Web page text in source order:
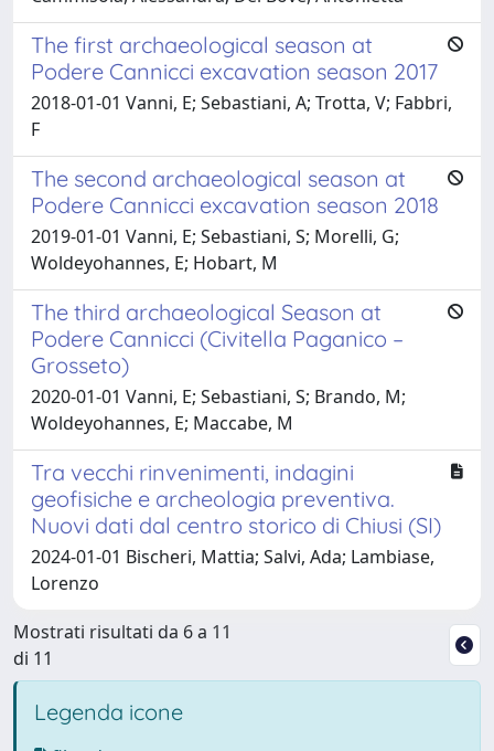
The first archaeological season at
Podere Cannicci excavation season 2017
2018-01-01 Vanni, E; Sebastiani, A; Trotta, V; Fabbri,
F
The second archaeological season at
Podere Cannicci excavation season 2018
2019-01-01 Vanni, E; Sebastiani, S; Morelli, G;
Woldeyohannes, E; Hobart, M
The third archaeological Season at
Podere Cannicci (Civitella Paganico –
Grosseto)
2020-01-01 Vanni, E; Sebastiani, S; Brando, M;
Woldeyohannes, E; Maccabe, M
Tra vecchi rinvenimenti, indagini
geofisiche e archeologia preventiva.
Nuovi dati dal centro storico di Chiusi (SI)
2024-01-01 Bischeri, Mattia; Salvi, Ada; Lambiase,
Lorenzo
Mostrati risultati da 6 a 11
di 11
Legenda icone